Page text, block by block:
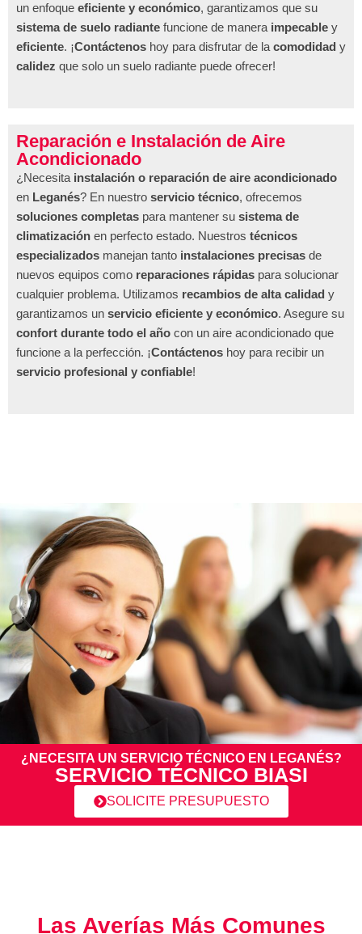
un enfoque eficiente y económico, garantizamos que su
sistema de suelo radiante funcione de manera impecable y
eficiente. ¡Contáctenos hoy para disfrutar de la comodidad y
calidez que solo un suelo radiante puede ofrecer!
Reparación e Instalación de Aire
Acondicionado
¿Necesita instalación o reparación de aire acondicionado
en Leganés? En nuestro servicio técnico, ofrecemos
soluciones completas para mantener su sistema de
climatización en perfecto estado. Nuestros técnicos
especializados manejan tanto instalaciones precisas de
nuevos equipos como reparaciones rápidas para solucionar
cualquier problema. Utilizamos recambios de alta calidad y
garantizamos un servicio eficiente y económico. Asegure su
confort durante todo el año con un aire acondicionado que
funcione a la perfección. ¡Contáctenos hoy para recibir un
servicio profesional y confiable!
¿NECESITA UN SERVICIO TÉCNICO EN LEGANÉS?
SERVICIO TÉCNICO BIASI
SOLICITE PRESUPUESTO
Las Averías Más Comunes